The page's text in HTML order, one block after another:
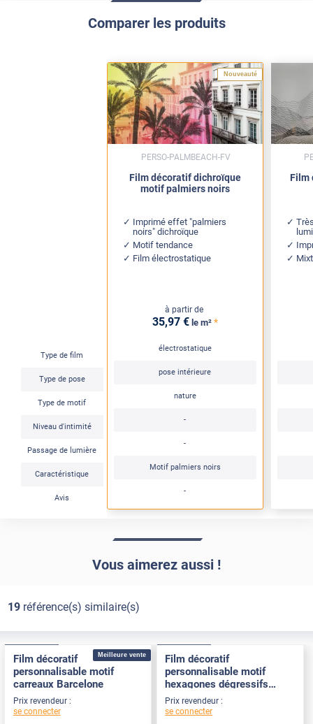
Comparer les produits
Type de film
Type de pose
Type de motif
Niveau d'intimité
Passage de lumière
Caractéristique
Avis
Nouveauté
Film décoratif dichroïque
motif palmiers noirs
Imprimé effet "palmiers
noirs" dichroïque
Motif tendance
Film électrostatique
à partir de
35,97 € le m² *
électrostatique
pose intérieure
nature
-
-
Motif palmiers noirs
-
PERSO-PALMBEACH-FV
Film
Vous aimerez aussi !
19référence(s) similaire(s)
Meilleure vente
Film décoratif
personnalisable motif
carreaux Barcelone
Prix revendeur :
se connecter
Film décoratif
personnalisable motif
hexagones dégressifs
Abeille
Prix revendeur :
se connecter